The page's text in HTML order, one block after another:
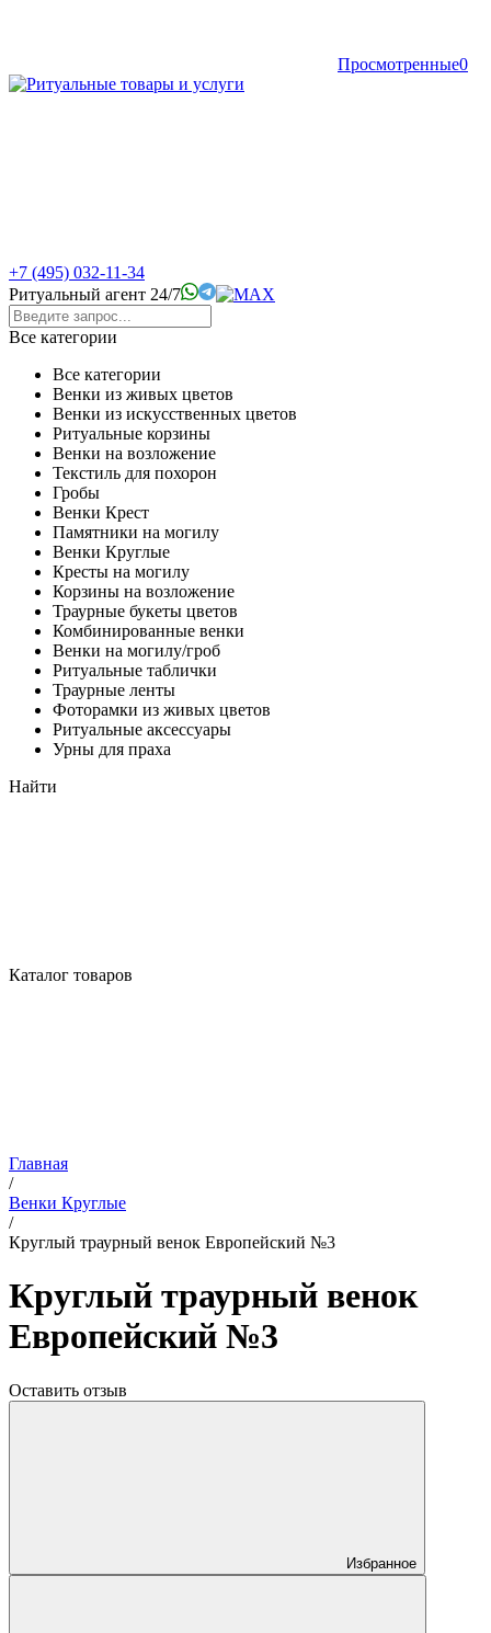
Просмотренные0
+7 (495) 032-11-34
Ритуальный агент 24/7
Все категории
Все категории
Венки из живых цветов
Венки из искусственных цветов
Ритуальные корзины
Венки на возложение
Текстиль для похорон
Гробы
Венки Крест
Памятники на могилу
Венки Круглые
Кресты на могилу
Корзины на возложение
Траурные букеты цветов
Комбинированные венки
Венки на могилу/гроб
Ритуальные таблички
Траурные ленты
Фоторамки из живых цветов
Ритуальные аксессуары
Урны для праха
Найти
Каталог товаров
Главная
/
Венки Круглые
/
Круглый траурный венок Европейский №3
Круглый траурный венок
Европейский №3
Оставить отзыв
Избранное